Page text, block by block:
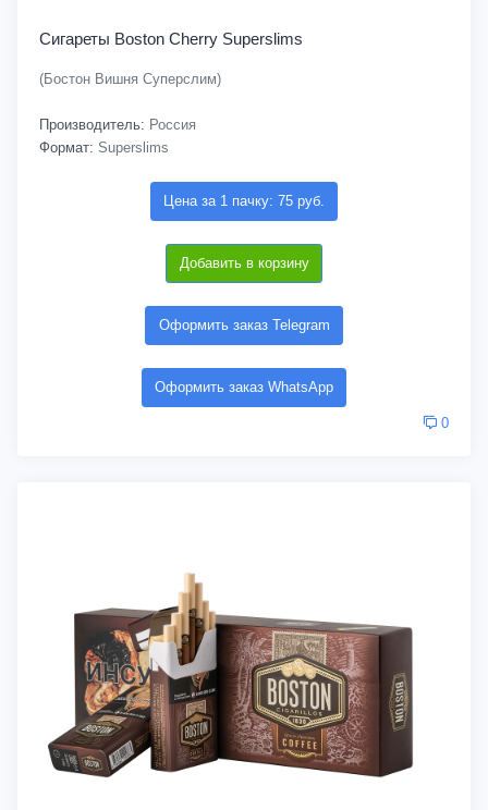
Сигареты Boston Cherry Superslims
(Бостон Вишня Суперслим)
Производитель: Россия
Формат: Superslims
Цена за 1 пачку: 75 руб.
Добавить в корзину
Оформить заказ Telegram
Оформить заказ WhatsApp
0